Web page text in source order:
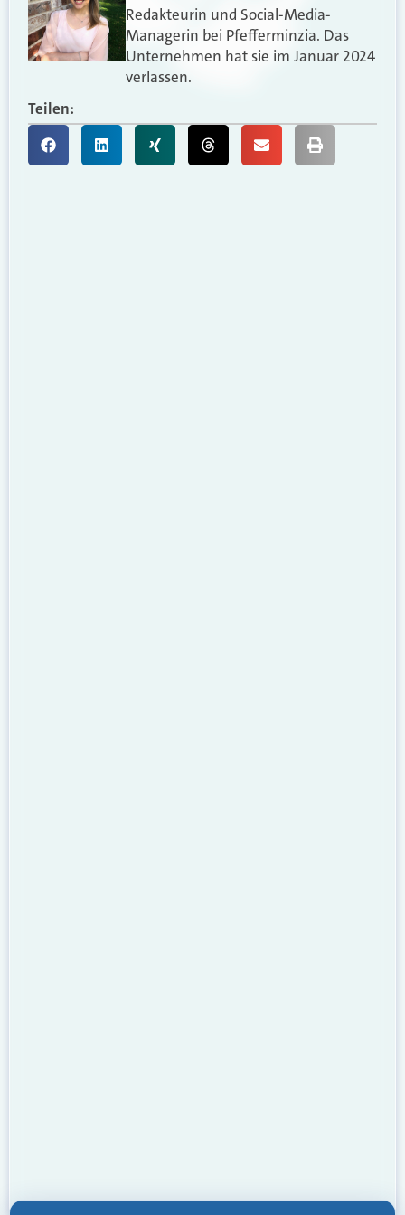
Redakteurin und Social-Media-
Managerin bei Pfefferminzia. Das
Unternehmen hat sie im Januar 2024
verlassen.
Teilen: